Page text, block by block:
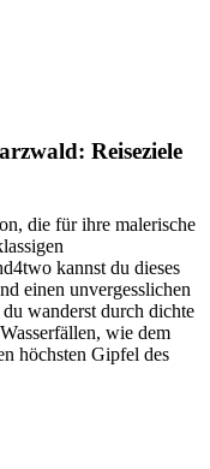
Reiseziele
die für ihre malerische
kannst du dieses
einen unvergesslichen
wanderst durch dichte
wie dem
höchsten Gipfel des